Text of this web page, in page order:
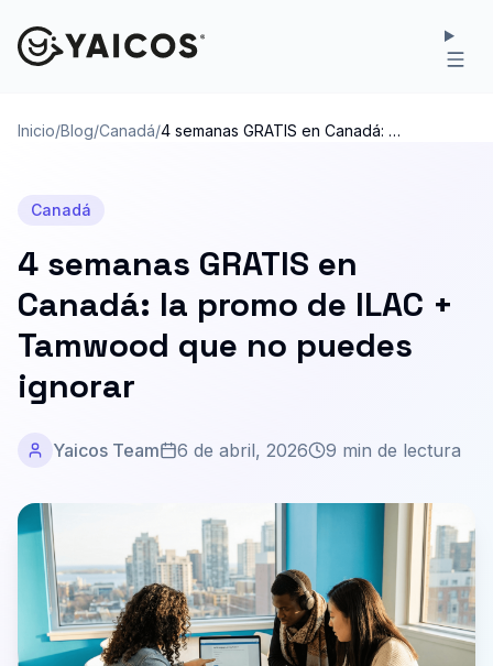
Inicio/Blog/Canadá/4 semanas GRATIS en Canadá: la
Canadá
4 semanas GRATIS en
Canadá: la promo de ILAC +
Tamwood que no puedes
ignorar
Yaicos Team 6 de abril, 2026 9 min de lectura